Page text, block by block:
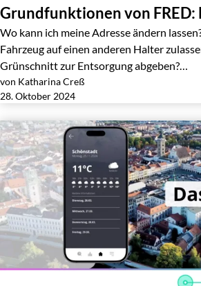
Grundfunktionen von FRED:
Wo kann ich meine Adresse ändern
Fahrzeug auf einen anderen Halter
Grünschnitt zur Entsorgung abgeben?…
von Katharina Creß
28. Oktober 2024